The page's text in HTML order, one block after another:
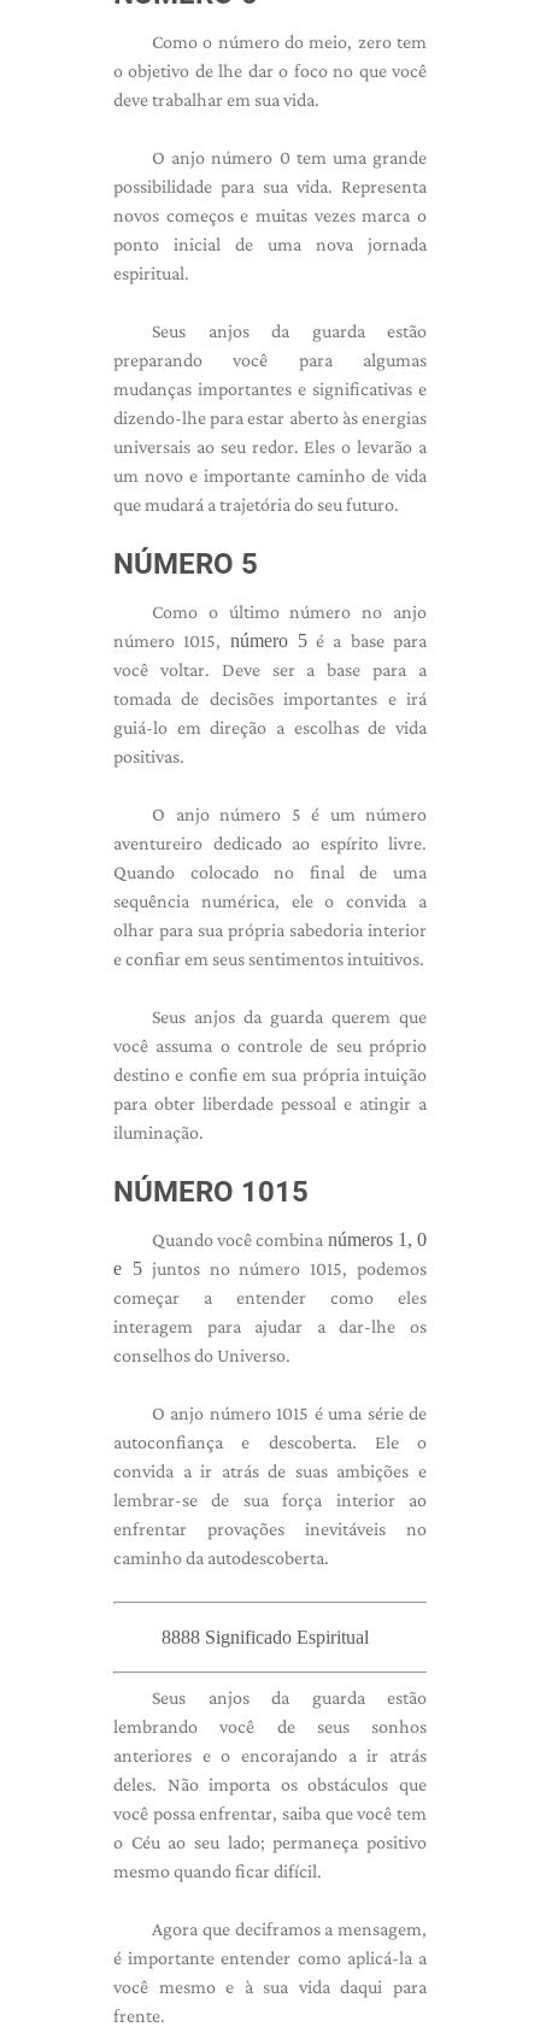
Como o número do meio, zero tem
o objetivo de lhe dar o foco no que você
deve trabalhar em sua vida.
O anjo número 0 tem uma grande
possibilidade para sua vida. Representa
novos começos e muitas vezes marca o
ponto inicial de uma nova jornada
espiritual.
Seus anjos da guarda estão
preparando você para algumas
mudanças importantes e significativas e
dizendo-lhe para estar aberto às energias
universais ao seu redor. Eles o levarão a
um novo e importante caminho de vida
que mudará a trajetória do seu futuro.
NÚMERO 5
Como o último número no anjo
número 1015, número 5é a base para
você voltar. Deve ser a base para a
tomada de decisões importantes e irá
guiá-lo em direção a escolhas de vida
positivas.
O anjo número 5 é um número
aventureiro dedicado ao espírito livre.
Quando colocado no final de uma
sequência numérica, ele o convida a
olhar para sua própria sabedoria interior
e confiar em seus sentimentos intuitivos.
Seus anjos da guarda querem que
você assuma o controle de seu próprio
destino e confie em sua própria intuição
para obter liberdade pessoal e atingir a
iluminação.
NÚMERO 1015
Quando você combina números 1, 0
e 5juntos no número 1015, podemos
começar a entender como eles
interagem para ajudar a dar-lhe os
conselhos do Universo.
O anjo número 1015 é uma série de
autoconfiança e descoberta. Ele o
convida a ir atrás de suas ambições e
lembrar-se de sua força interior ao
enfrentar provações inevitáveis ​​no
caminho da autodescoberta.
8888 Significado Espiritual
Seus anjos da guarda estão
lembrando você de seus sonhos
anteriores e o encorajando a ir atrás
deles. Não importa os obstáculos que
você possa enfrentar, saiba que você tem
o Céu ao seu lado; permaneça positivo
mesmo quando ficar difícil.
Agora que deciframos a mensagem,
é importante entender como aplicá-la a
você mesmo e à sua vida daqui para
frente.